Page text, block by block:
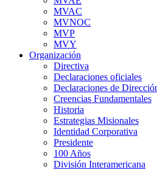
MVAC
MVNOC
MVP
MVY
Organización
Directiva
Declaraciones oficiales
Declaraciones de
Creencias Fundamentales
Historia
Estrategias Misionales
Identidad Corporativa
Presidente
100 Años
División Interamericana